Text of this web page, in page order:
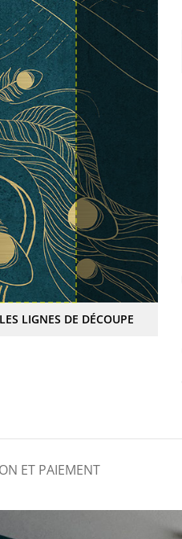
LIGNES DE DÉCOUPE
ET PAIEMENT